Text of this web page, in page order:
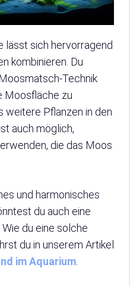
sich hervorragend
kombinieren. Du
Technik
Moosfläche zu
weitere Pflanzen in den
auch möglich,
die das Moos
und harmonisches
du auch eine
du eine solche
du in unserem Artikel
im Aquarium